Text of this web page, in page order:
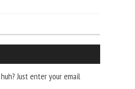
Just enter your email